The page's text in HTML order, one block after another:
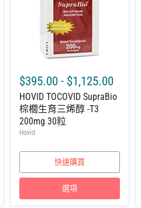
$395.00 - $1,125.00
HOVID TOCOVID SupraBio
棕櫚生育三烯醇 -T3
200mg 30粒
Hovid
快速購買
選項